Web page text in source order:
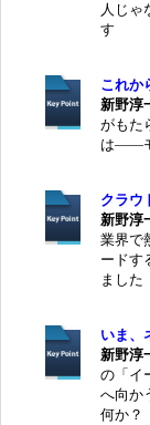
人じゃ
す
これか
新野淳
がもた
は――
クラウ
新野淳
業界で
ードす
ました
いま、
新野淳
の「イ
へ向か
何か？